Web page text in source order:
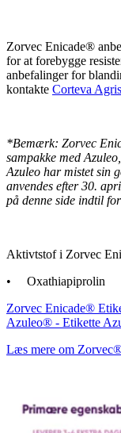
Zorvec Enicade®
for at forebygge
anbefalinger for
kontakte Corteva
*Bemærk: Zorvec
sampakke med
Azuleo har mistet sin
anvendes efter 30.
på denne side indtil
Aktivtstof i Zorvec
• Oxathiapiprolin
Zorvec Enicade®
Azuleo® - Etikette
Læs mere om